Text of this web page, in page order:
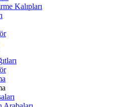
Kalıpları